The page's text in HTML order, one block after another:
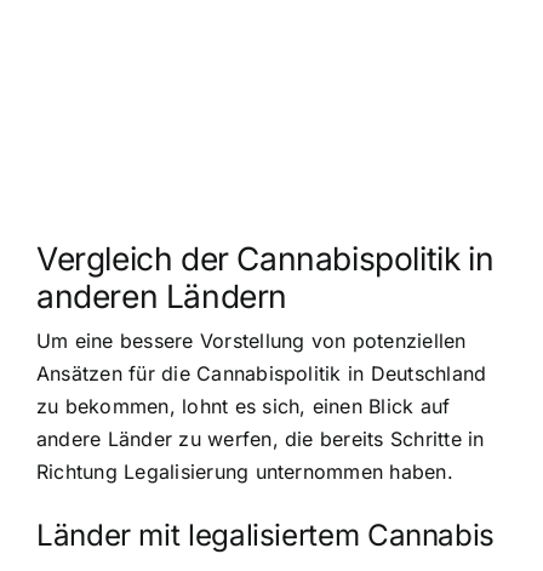
Vergleich der Cannabispolitik in
anderen Ländern
Um eine bessere Vorstellung von potenziellen
Ansätzen für die Cannabispolitik in Deutschland
zu bekommen, lohnt es sich, einen Blick auf
andere Länder zu werfen, die bereits Schritte in
Richtung Legalisierung unternommen haben.
Länder mit legalisiertem Cannabis